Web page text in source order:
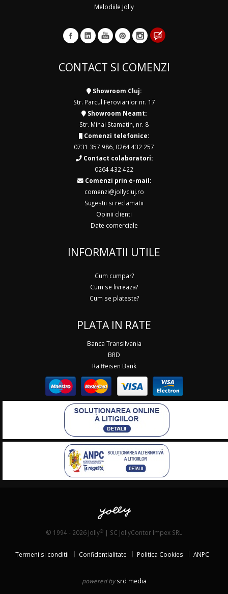
Melodiile Jolly
CONTACT SI COMENZI
Showroom Cluj:
Str. Parcul Feroviarilor nr. 17
Showroom Neamt:
Str. Mihai Stamatin, nr. 8
Comenzi telefonice:
0731 357 986 0264 432 257
Contact colaboratori:
0264 432 422
Comenzi prin e-mail:
comenzi@jollycluj.ro
Sugestii si reclamatii
Opinii clienti
Date comerciale
INFORMATII UTILE
Cum cumpar?
Cum se livreaza?
Cum se plateste?
PLATA IN RATE
Banca Transilvania
BRD
Raiffeisen Bank
© 1994 - 2026 Jolly® | SC JollyContor Impex SRL
Termeni si conditii Confidentialitate Politica Cookies ANPC
powered by srd media